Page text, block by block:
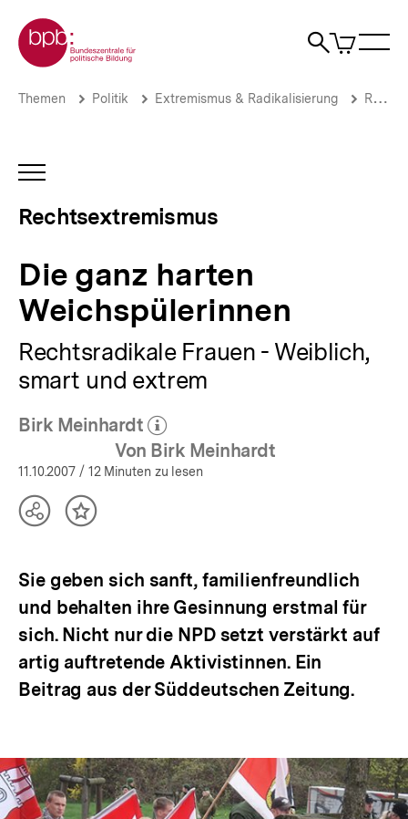
zum
Seiteninhalt
springen
Zur Startseite der bpb
Suche
Artikel
im
Die
Rechtsextremismus
bpb.de
Brotkrümelnavigation
Pfadnavigation
Themen Politik Extremismus & Radikalisierung Rechtsextremismus
INHALTSNAVIGATION
Rechtsextremismus
Die ganz harten
Weichspülerinnen
Rechtsradikale Frauen - Weiblich,
smart und extrem
Birk Meinhardt
(Mehr zum Autor)
öffnen
Von Birk Meinhardt
11.10.2007 / 12 Minuten zu lesen
TeilenInhalt
Sie geben sich sanft, familienfreundlich
und behalten ihre Gesinnung erstmal für
sich. Nicht nur die NPD setzt verstärkt auf
artig auftretende Aktivistinnen. Ein
Beitrag aus der Süddeutschen Zeitung.